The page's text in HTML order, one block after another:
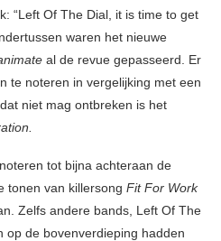
“Left Of The Dial, it is time to get
waren het nieuwe
al de revue gepasseerd. Er
te noteren in vergelijking met een
niet mag ontbreken is het
tot bijna achteraan de
tonen van killersong Fit For Work
Zelfs andere bands, Left Of The
op de bovenverdieping hadden